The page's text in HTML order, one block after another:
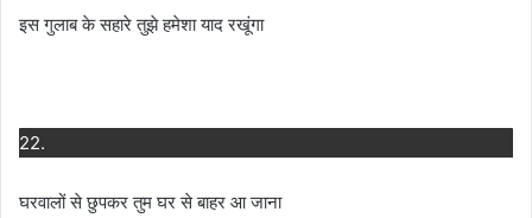
इस गुलाब के सहारे तुझे हमेशा याद रखूंगा
22.
घरवालों से छुपकर तुम घर से बाहर आ जाना